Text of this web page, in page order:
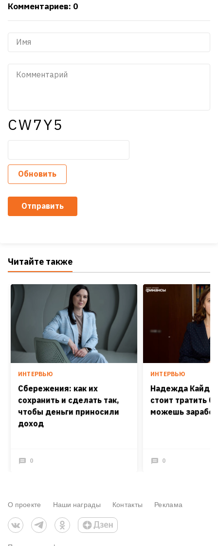
Комментариев: 0
CW7Y5
Обновить
Отправить
Читайте также
ИНТЕРВЬЮ
Сбережения: как их
сохранить и сделать так,
чтобы деньги приносили
доход
0
ИНТЕРВЬЮ
Надежда
стоит тратить
можешь
0
О проекте Наши награды Контакты Реклама